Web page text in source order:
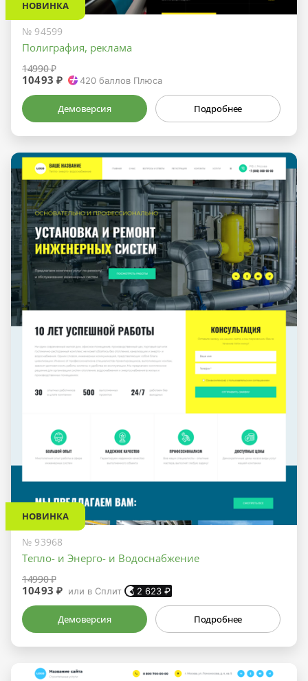
НОВИНКА
№ 94599
Полиграфия, реклама
14990 ₽
10493 ₽ 420 баллов Плюса
Демоверсия Подробнее
НОВИНКА
№ 93968
Тепло- и Энерго- и Водоснабжение
14990 ₽
10493 ₽ или в Сплит 2 623 ₽
Демоверсия Подробнее